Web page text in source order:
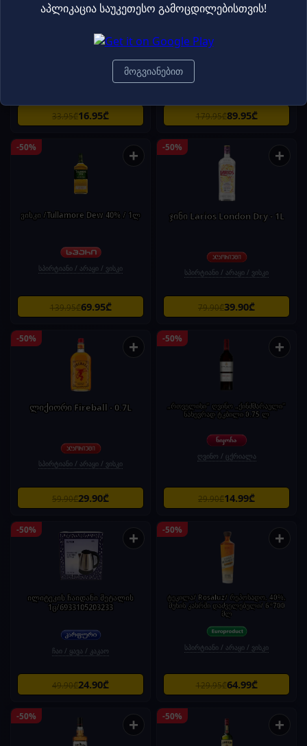
სპირტიანი / არაყი / ვისკი
33.95₾16.95₾ 179.95₾89.95₾
-50% +
ვისკი /Tullamore Dew 40% / 1ლ
სპირტიანი / არაყი / ვისკი
139.95₾69.95₾
-50% +
ჯინი Larios London Dry - 1L
სპირტიანი / არაყი / ვისკი
79.90₾39.90₾
-50% +
ლიქიორი Fireball - 0.7L
სპირტიანი / არაყი / ვისკი
59.90₾29.90₾
-50% +
„რთველისი" ღვინო „ქინძმარაული"
ნახევრად ტკბილი 0.75 ლ
ღვინო / ცქრიალა
29.90₾14.99₾
-50% +
ილიტეკის ჩაიდანი მეტალის
1ც/6933105203233
ჩაი / ყავა / კაკაო
49.90₾24.90₾
-50% +
ტეკილა/ Rosaluz/ რეპოსადო, 40%,
მუხის კასრში დაძველებული/ 6*700
მლ
სპირტიანი / არაყი / ვისკი
129.95₾64.99₾
-50% + -50% +
აპლიკაცია საუკეთესო გამოცდილებისთვის!
მოგვიანებით